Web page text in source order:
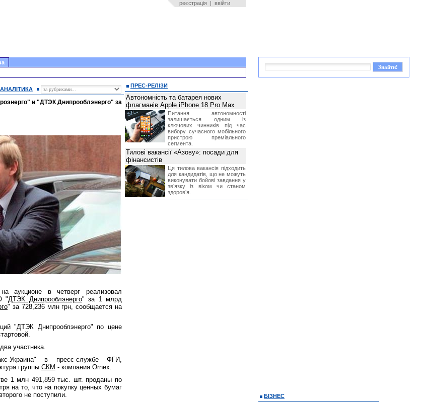
реєстрація | ввійти
АНАЛІТИКА
и "ДТЭК Днипрооблэнерго" за
аукционе в четверг реализовал
"ДТЭК Днипрооблэнерго" за 1 млрд
" за 728,236 млн грн, сообщается на
"ДТЭК Днипрооблэнерго" по цене
участника.
Украина" в пресс-службе ФГИ,
группы СКМ - компания Ornex.
1 млн 491,859 тыс. шт. проданы по
на то, что на покупку ценных бумаг
не поступили.
ПРЕС-РЕЛІЗИ
Автономність та батарея нових
флагманів Apple iPhone 18 Pro Max
Питання автономності
залишається одним із
ключових чинників під час
вибору сучасного мобільного
пристрою преміального
сегмента.
Тилові вакансії «Азову»: посади для
фінансистів
Ця тилова вакансія підходить
для кандидатів, що не можуть
виконувати бойові завдання у
звʼязку із віком чи станом
здоровʼя.
БІЗНЕС